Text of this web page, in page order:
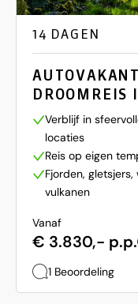
14 DAGEN
DROOMREIS
Verblijf in
locaties
Reis op eigen
Fjorden,
vulkanen
Vanaf
€ 3.830,- p.p.
1 Beoordeling